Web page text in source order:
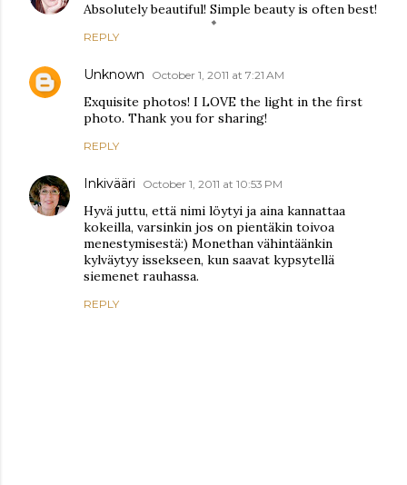
Absolutely beautiful! Simple beauty is often best!
REPLY
Unknown October 1, 2011 at 7:21 AM
Exquisite photos! I LOVE the light in the first
photo. Thank you for sharing!
REPLY
Inkivääri October 1, 2011 at 10:53 PM
Hyvä juttu, että nimi löytyi ja aina kannattaa
kokeilla, varsinkin jos on pientäkin toivoa
menestymisestä:) Monethan vähintäänkin
kylväytyy issekseen, kun saavat kypsytellä
siemenet rauhassa.
REPLY